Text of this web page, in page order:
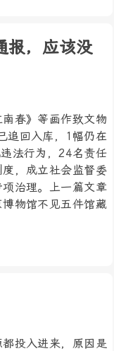
报，应该没
春》等画作致文物
追回入库，1幅仍在
法行为，24名责任
，成立社会监督委
治理。上一篇文章
博物馆不见五件馆藏
投入进来，原因是